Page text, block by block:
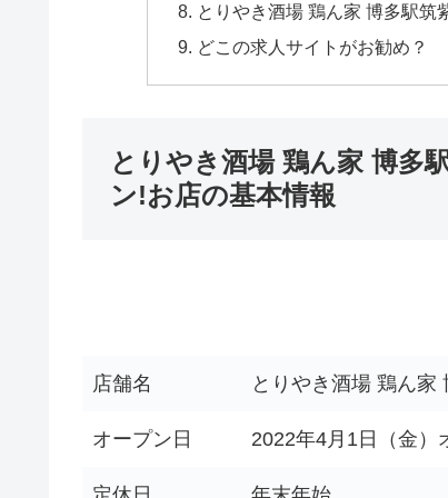
とりやき酒場 鶏ん家 博多駅筑
どこの求人サイトがお勧め？
とりやき酒場 鶏ん家 博多
ン!お店の基本情報
店舗名 とりやき酒場 鶏ん家
オープン日 2022年4月1日（金）